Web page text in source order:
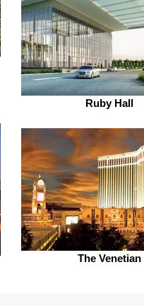
Ruby Hall
The Venetian